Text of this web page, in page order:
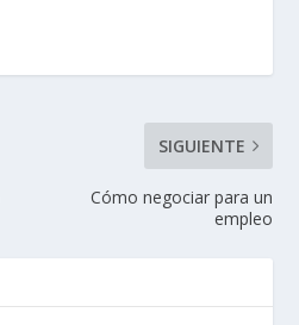
SIGUIENTE
Cómo negociar para un
empleo